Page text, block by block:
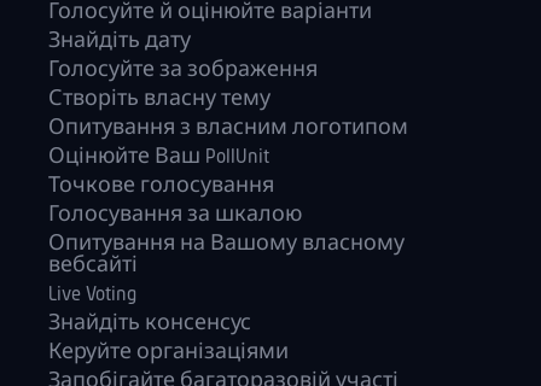
Голосуйте й оцінюйте варіанти
Знайдіть дату
Голосуйте за зображення
Створіть власну тему
Опитування з власним логотипом
Оцінюйте Ваш PollUnit
Точкове голосування
Голосування за шкалою
Опитування на Вашому власному
вебсайті
Live Voting
Знайдіть консенсус
Керуйте орга­нізаціями